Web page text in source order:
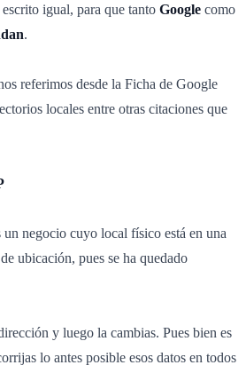
igual, para que tanto Google como
.
referimos desde la Ficha de Google
locales entre otras citaciones que
negocio cuyo local físico está en una
ubicación, pues se ha quedado
y luego la cambias. Pues bien es
lo antes posible esos datos en todos